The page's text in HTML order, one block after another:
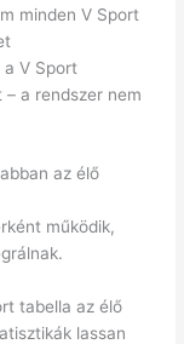
minden V Sport
V Sport
– a rendszer nem
az élő
működik,
tabella az élő
lassan